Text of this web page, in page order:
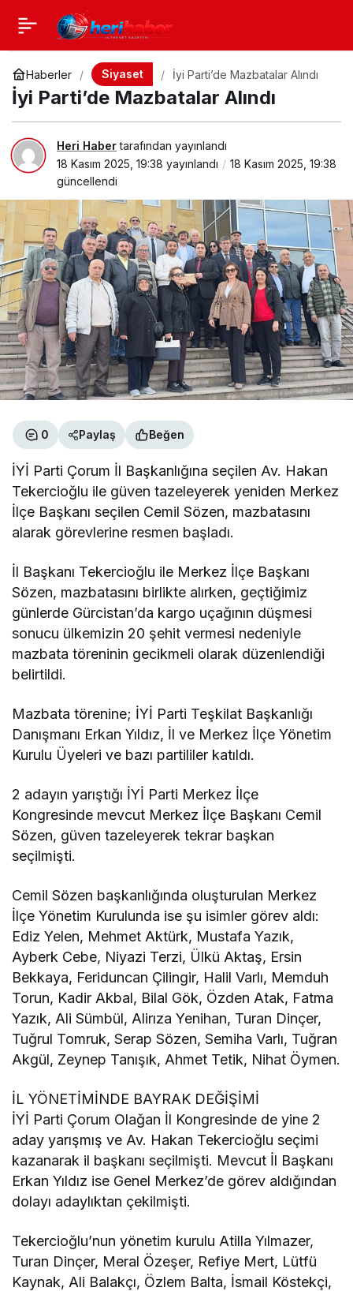
Haberler Siyaset İyi Parti’de Mazbatalar Alındı
İyi Parti’de Mazbatalar Alındı
Heri Habertarafından yayınlandı
18 Kasım 2025, 19:38 yayınlandı
18 Kasım 2025, 19:38
güncellendi
0 Paylaş Beğen
İYİ Parti Çorum İl Başkanlığına seçilen Av. Hakan
Tekercioğlu ile güven tazeleyerek yeniden Merkez
İlçe Başkanı seçilen Cemil Sözen, mazbatasını
alarak görevlerine resmen başladı.
İl Başkanı Tekercioğlu ile Merkez İlçe Başkanı
Sözen, mazbatasını birlikte alırken, geçtiğimiz
günlerde Gürcistan’da kargo uçağının düşmesi
sonucu ülkemizin 20 şehit vermesi nedeniyle
mazbata töreninin gecikmeli olarak düzenlendiği
belirtildi.
Mazbata törenine; İYİ Parti Teşkilat Başkanlığı
Danışmanı Erkan Yıldız, İl ve Merkez İlçe Yönetim
Kurulu Üyeleri ve bazı partililer katıldı.
2 adayın yarıştığı İYİ Parti Merkez İlçe
Kongresinde mevcut Merkez İlçe Başkanı Cemil
Sözen, güven tazeleyerek tekrar başkan
seçilmişti.
Cemil Sözen başkanlığında oluşturulan Merkez
İlçe Yönetim Kurulunda ise şu isimler görev aldı:
Ediz Yelen, Mehmet Aktürk, Mustafa Yazık,
Ayberk Cebe, Niyazi Terzi, Ülkü Aktaş, Ersin
Bekkaya, Feriduncan Çilingir, Halil Varlı, Memduh
Torun, Kadir Akbal, Bilal Gök, Özden Atak, Fatma
Yazık, Ali Sümbül, Alirıza Yenihan, Turan Dinçer,
Tuğrul Tomruk, Serap Sözen, Semiha Varlı, Tuğran
Akgül, Zeynep Tanışık, Ahmet Tetik, Nihat Öymen.
İL YÖNETİMİNDE BAYRAK DEĞİŞİMİ
İYİ Parti Çorum Olağan İl Kongresinde de yine 2
aday yarışmış ve Av. Hakan Tekercioğlu seçimi
kazanarak il başkanı seçilmişti. Mevcut İl Başkanı
Erkan Yıldız ise Genel Merkez’de görev aldığından
dolayı adaylıktan çekilmişti.
Tekercioğlu’nun yönetim kurulu Atilla Yılmazer,
Turan Dinçer, Meral Özeşer, Refiye Mert, Lütfü
Kaynak, Ali Balakçı, Özlem Balta, İsmail Köstekçi,